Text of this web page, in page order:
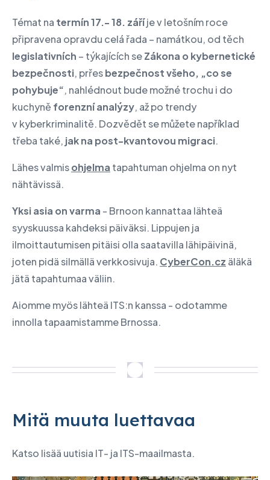
Témat na termín 17.- 18. záříje v letošním roce
připravena opravdu celá řada – namátkou, od těch
legislativních – týkajících seZákona o kybernetické
bezpečnosti, prřesbezpečnost všeho, „co se
pohybuje“, nahlédnout bude možné trochu i do
kuchyně forenzní analýzy, až po trendy
v kyberkriminalitě. Dozvědět se můžete například
třeba také, jak na post-kvantovou migraci.
Lähes valmisohjelma tapahtuman ohjelma on nyt
nähtävissä.
Yksi asia on varma - Brnoon kannattaa lähteä
syyskuussa kahdeksi päiväksi. Lippujen ja
ilmoittautumisen pitäisi olla saatavilla lähipäivinä,
joten pidä silmällä verkkosivuja. CyberCon.cz äläkä
jätä tapahtumaa väliin.
Aiomme myös lähteä ITS:n kanssa - odotamme
innolla tapaamistamme Brnossa.
Mitä muuta luettavaa
Katso lisää uutisia IT- ja ITS-maailmasta.